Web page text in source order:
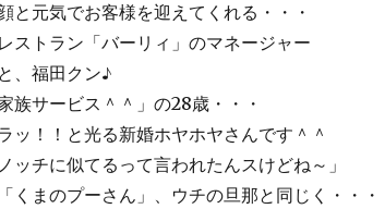
と元気でお客様を迎えてくれる・・・
ストラン「バーリィ」のマネージャー
、福田クン♪
族サービス＾＾」の28歳・・・
ッ！！と光る新婚ホヤホヤさんです＾＾
ッチに似てるって言われたんスけどね～」
くまのプーさん」、ウチの旦那と同じく・・・